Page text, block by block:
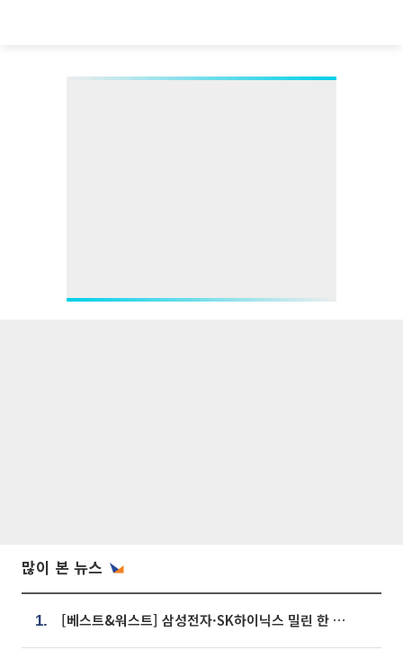
많이 본 뉴스
1. [베스트&워스트] 삼성전자·SK하이닉스 밀린 한 주…상상인증권은 85% 급등